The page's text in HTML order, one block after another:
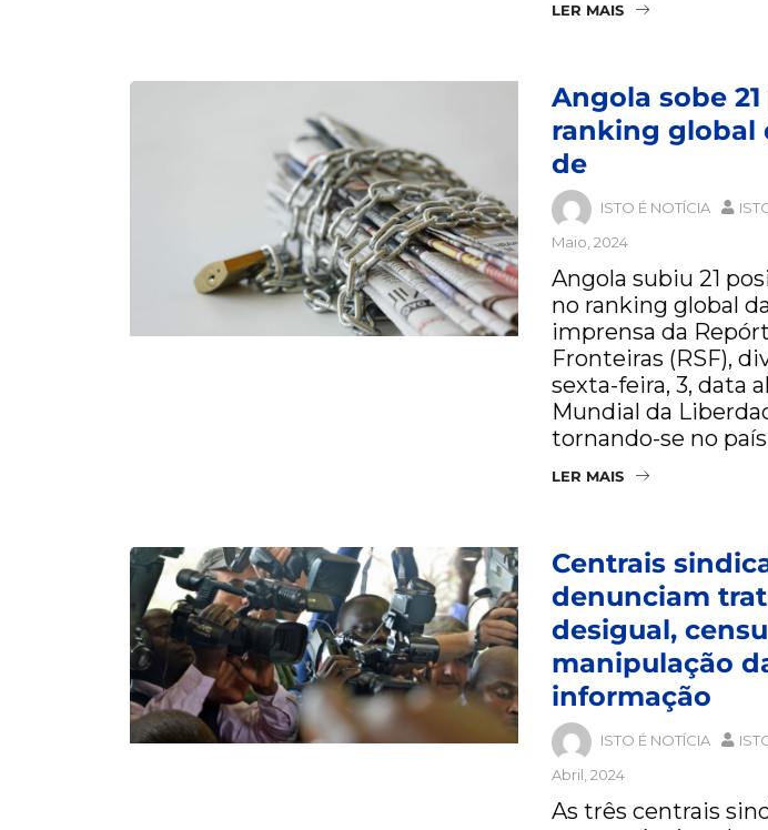
LER MAIS
Angola sobe
ranking global
de
ISTO É NOTÍCIA
Maio, 2024
Angola subiu 21
no ranking global
imprensa da
Fronteiras (RSF),
sexta-feira, 3, data
Mundial da
tornando-se no
LER MAIS
Centrais
denunciam
desigual,
manipulação
informação
ISTO É NOTÍCIA
Abril, 2024
As três centrais